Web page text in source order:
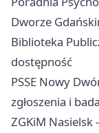
Dworze
Biblioteka
dostępność
PSSE Nowy
zgłoszenia i
ZGKiM Nasielsk